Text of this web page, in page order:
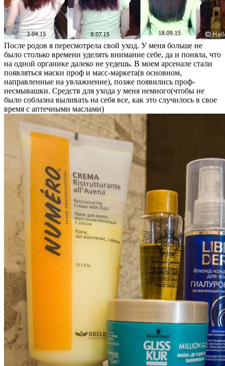
После родов я пересмотрела свой уход. У меня больше не
было столько времени уделять внимание себе, да и поняла, что
на одной органике далеко не уедешь. В моем арсенале стали
появляться маски проф и масс-маркета(в основном,
направленные на увлажнение), позже появились проф-
несмывашки. Средств для ухода у меня немного(чтобы не
было соблазна выливать на себя все, как это случилось в свое
время с аптечными маслами)